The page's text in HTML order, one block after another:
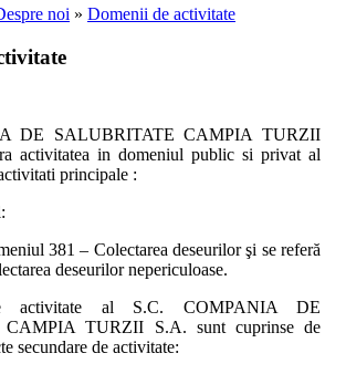
noi » Domenii de activitate
DE SALUBRITATE CAMPIA TURZII
activitatea in domeniul public si privat al
principale :
381 – Colectarea deseurilor şi se referă
deseurilor nepericuloase.
activitate al S.C. COMPANIA DE
CAMPIA TURZII S.A. sunt cuprinse de
secundare de activitate: